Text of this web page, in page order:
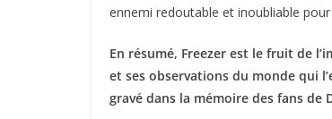
ennemi redoutable et inoubliable
En résumé, Freezer est le fruit de
et ses observations du monde qui
gravé dans la mémoire des fans de